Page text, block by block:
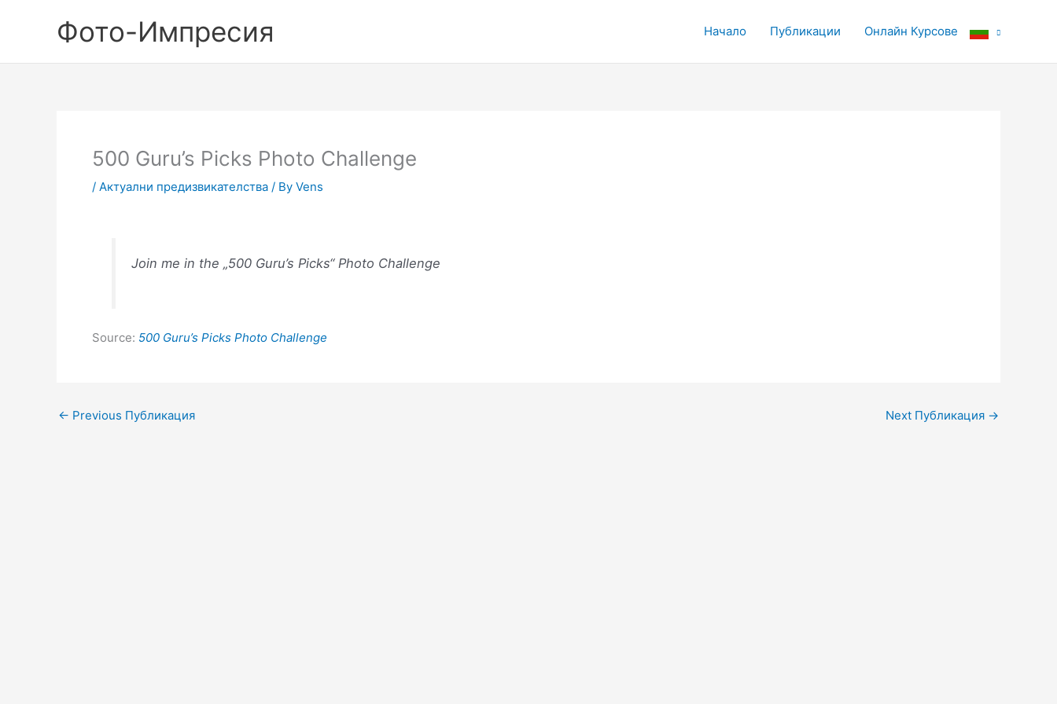
Фото-Импресия Начало Публикации Онлайн Курсове
500 Guru’s Picks Photo Challenge
/ Актуални предизвикателства / By Vens
Join me in the „500 Guru’s Picks“ Photo Challenge
Source: 500 Guru’s Picks Photo Challenge
← Previous Публикация Next Публикация →